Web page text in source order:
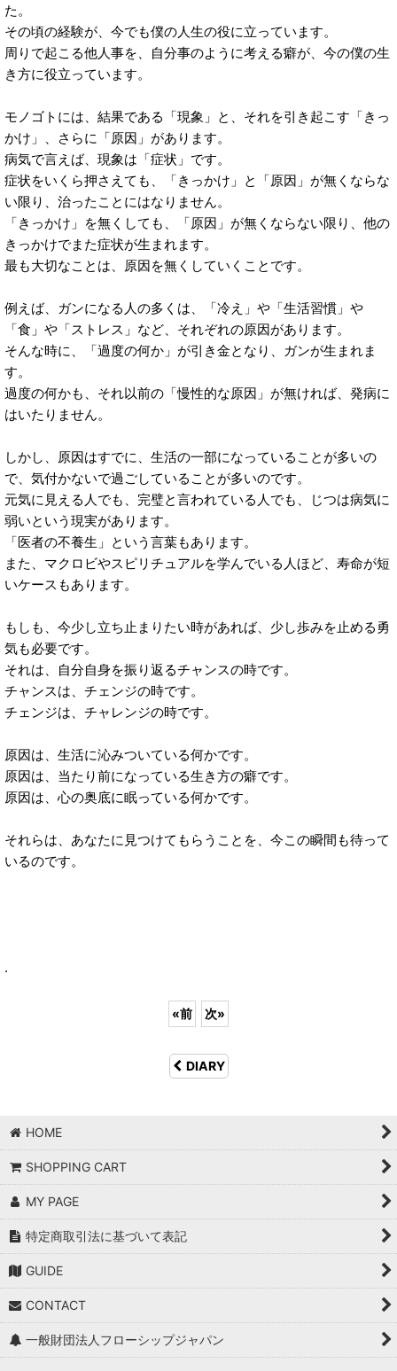
た。
その頃の経験が、今でも僕の人生の役に立っています。
周りで起こる他人事を、自分事のように考える癖が、今の僕の生
き方に役立っています。
モノゴトには、結果である「現象」と、それを引き起こす「きっ
かけ」、さらに「原因」があります。
病気で言えば、現象は「症状」です。
症状をいくら押さえても、「きっかけ」と「原因」が無くならな
い限り、治ったことにはなりません。
「きっかけ」を無くしても、「原因」が無くならない限り、他の
きっかけでまた症状が生まれます。
最も大切なことは、原因を無くしていくことです。
例えば、ガンになる人の多くは、「冷え」や「生活習慣」や
「食」や「ストレス」など、それぞれの原因があります。
そんな時に、「過度の何か」が引き金となり、ガンが生まれま
す。
過度の何かも、それ以前の「慢性的な原因」が無ければ、発病に
はいたりません。
しかし、原因はすでに、生活の一部になっていることが多いの
で、気付かないで過ごしていることが多いのです。
元気に見える人でも、完璧と言われている人でも、じつは病気に
弱いという現実があります。
「医者の不養生」という言葉もあります。
また、マクロビやスピリチュアルを学んでいる人ほど、寿命が短
いケースもあります。
もしも、今少し立ち止まりたい時があれば、少し歩みを止める勇
気も必要です。
それは、自分自身を振り返るチャンスの時です。
チャンスは、チェンジの時です。
チェンジは、チャレンジの時です。
原因は、生活に沁みついている何かです。
原因は、当たり前になっている生き方の癖です。
原因は、心の奥底に眠っている何かです。
それらは、あなたに見つけてもらうことを、今この瞬間も待って
いるのです。
.
«前 次»
DIARY
HOME
SHOPPING CART
MY PAGE
特定商取引法に基づいて表記
GUIDE
CONTACT
一般財団法人フローシップジャパン